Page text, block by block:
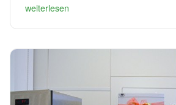
weiterlesen